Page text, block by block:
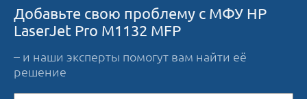
Добавьте свою проблему с МФУ HP
LaserJet Pro M1132 MFP
– и наши эксперты помогут вам найти её
решение